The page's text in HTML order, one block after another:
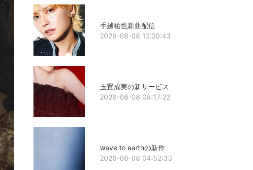
手越祐也新曲配信
2026-08-08 12:20:43
玉置成実の新サービス
2026-08-08 08:17:22
wave to earthの新作
2026-08-08 04:52:33